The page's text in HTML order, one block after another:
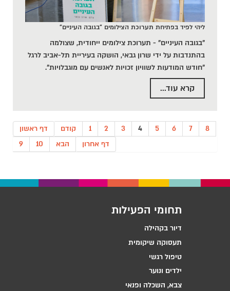
ליהי לפיד בפתיחת תערוכת הצילומים "בגובה העיניים"
"בגובה העיניים" - תערוכת צילומים ייחודית, שצולמה
בהתנדבות על ידי שרון גבאי, הושקה בעיריית תל-אביב לרגל
"חודש המודעות לשוויון זכויות לאנשים עם מוגבלויות".
קרא עוד...
דף ראשון קודם 1 2 3 4 5 6 7
8
9
10 הבא דף אחרון
תחומי הפעילות
דיור בקהילה
תעסוקה שיקומית
טיפול רגשי
ילדים ונוער
צבא, השכלה ופנאי